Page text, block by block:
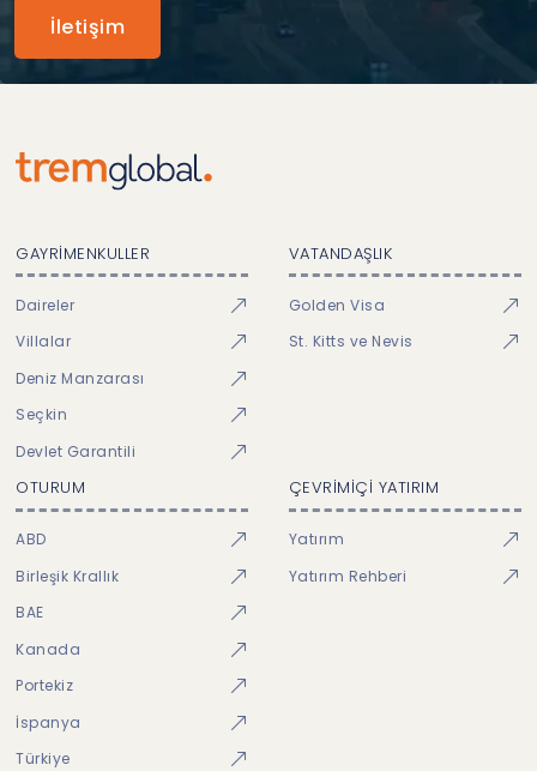
İletişim
GAYRİMENKULLER
Daireler
Villalar
Deniz Manzarası
Seçkin
Devlet Garantili
VATANDAŞLIK
Golden Visa
St. Kitts ve Nevis
OTURUM
ABD
Birleşik Krallık
BAE
Kanada
Portekiz
İspanya
Türkiye
ÇEVRİMİÇİ YATIRIM
Yatırım
Yatırım Rehberi